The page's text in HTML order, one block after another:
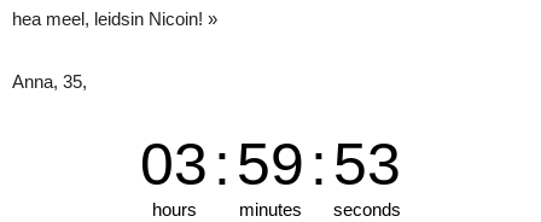
hea meel, leidsin Nicoin! »
Anna, 35,
03
hours
:59
minutes
:53
seconds